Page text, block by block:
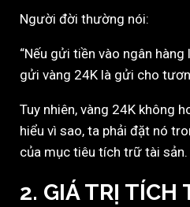
Người đời thường nói:
“Nếu gửi tiền vào ngân
gửi vàng 24K là gửi cho
Tuy nhiên, vàng 24K không
hiểu vì sao, ta phải đặt nó
của mục tiêu tích trữ tài sản.
2. GIÁ TRỊ TÍCH